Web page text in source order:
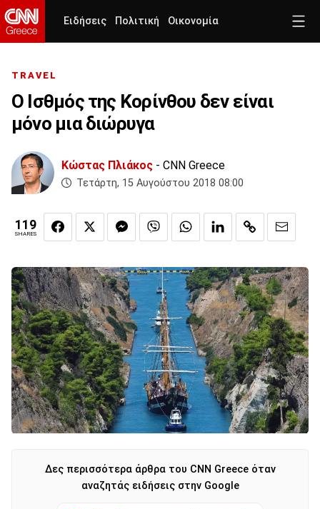
Ειδήσεις Πολιτική Οικονομία
TRAVEL
Ο Ισθμός της Κορίνθου δεν είναι
μόνο μια διώρυγα
Κώστας Πλιάκος - CNN Greece
Τετάρτη, 15 Αυγούστου 2018 08:00
119
SHARES
Δες περισσότερα άρθρα του CNN Greece όταν
αναζητάς ειδήσεις στην Google